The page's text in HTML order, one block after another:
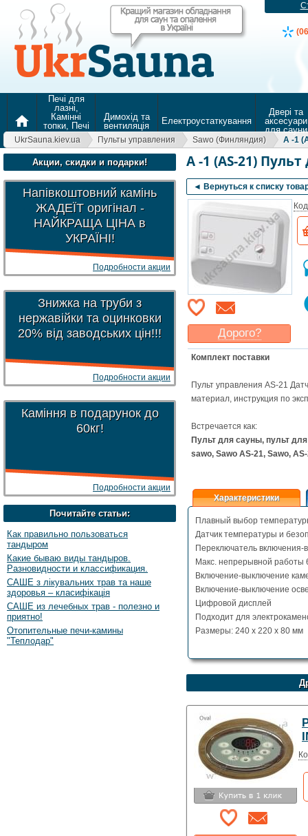
home
Печі для
лазні,
Камінні
топки, Печі
для
опалення
Димохід та
вентиляція
Електроустаткування
Двері та
аксесуари
для сауни
UkrSauna.kiev.ua Пульты управления Sawo (Финляндия) A -1
Акции, скидки и подарки!
Напівкоштовний камінь
ЖАДЕЇТ оригінал -
НАЙКРАЩА ЦІНА в
УКРАЇНІ!
Подробности акции
Знижка на труби з
нержавійки та оцинковки
20% від заводських цін!!!
Подробности акции
Каміння в подарунок до
60кг!
Подробности акции
Почитайте статьи:
Как правильно пользоваться
тандыром
Какие бываю виды тандыров.
Разновидности и классификация.
САШЕ з лікувальних трав та наше
здоровья – класифікація
САШЕ из лечебных трав - полезно и
приятно!
Отопительные печи-камины
"Теплодар"
A -1 (AS-21)
◄ Вернуться к списку
Дорого?
Какая ценамогла бы
Васустроить?
Указать цену
Комплект поставки
Пульт управления AS-21
материал, инструкция по
Встречается как:
Пульт для сауны, пульт
sawo, Sawo AS-21, Sawo,
Характеристики
Плавный выбор
Датчик температуры и
Переключатель включения-
Макс. непрерывной работы
Включение-выключение
Включение-выключение
Цифровой дисплей
Подходит для
Размеры: 240 х 220 х 80 мм